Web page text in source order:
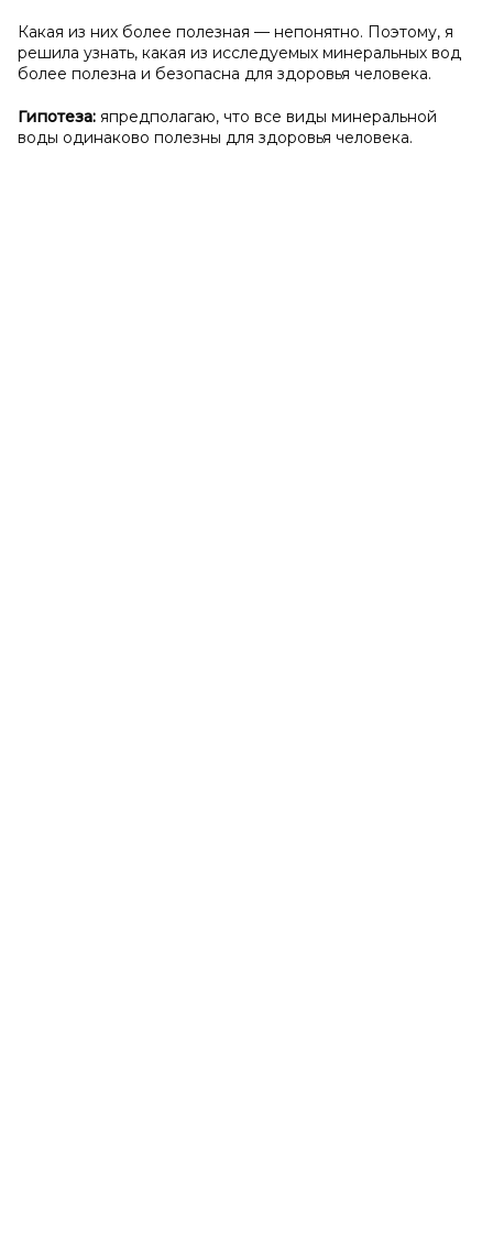
Какая из них более полезная — непонятно. Поэтому, я
решила узнать, какая из исследуемых минеральных вод
более полезна и безопасна для здоровья человека.
Гипотеза: япредполагаю, что все виды минеральной
воды одинаково полезны для здоровья человека.